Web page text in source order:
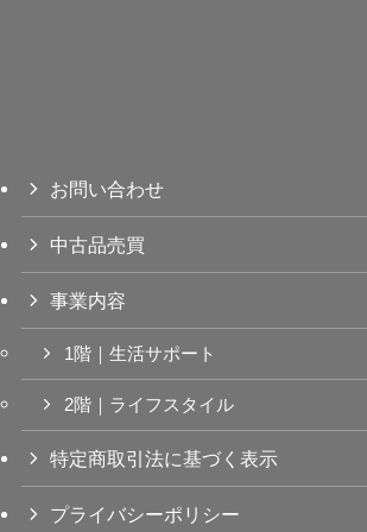
お問い合わせ
中古品売買
事業内容
1階｜生活サポート
2階｜ライフスタイル
特定商取引法に基づく表示
プライバシーポリシー